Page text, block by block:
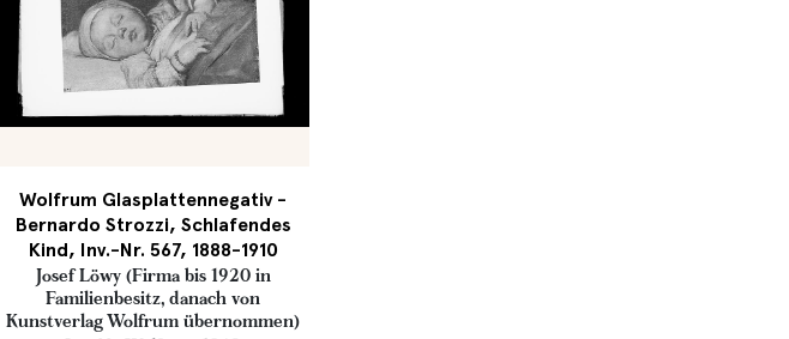
Wolfrum Glasplattennegativ -
Bernardo Strozzi, Schlafendes
Kind, Inv.-Nr. 567, 1888-1910
Josef Löwy (Firma bis 1920 in
Familienbesitz, danach von
Kunstverlag Wolfrum übernommen)